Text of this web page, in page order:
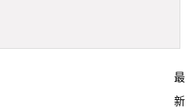
最
新